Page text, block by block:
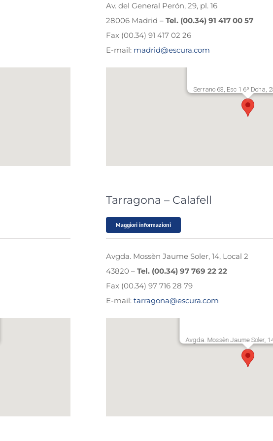
Av. del General Perón, 29, pl. 16
28006 Madrid –Tel. (00.34) 91 417 00 57
Fax (00.34) 91 417 02 26
E-mail: madrid@escura.com
Serrano 63, Esc 1 6º Dcha,
Tarragona – Calafell
Maggiori informazioni
Avgda. Mossèn Jaume Soler, 14, Local 2
43820 –Tel. (00.34) 97 769 22 22
Fax (00.34) 97 716 28 79
E-mail:tarragona@escura.com
Avgda. Mossèn Jaume Soler,